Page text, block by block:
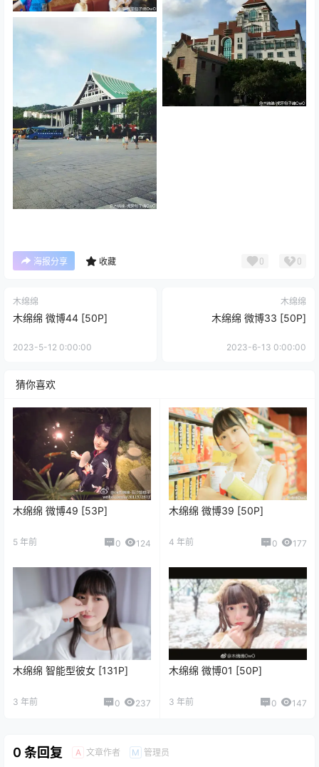
海报分享 收藏 0 0
木绵绵
木绵绵 微博44 [50P]
2023-5-12 0:00:00
木绵绵
木绵绵 微博33 [50P]
2023-6-13 0:00:00
猜你喜欢
木绵绵 微博49 [53P]
5 年前 0 124
木绵绵 微博39 [50P]
4 年前 0 177
木绵绵 智能型彼女 [131P]
3 年前 0 237
木绵绵 微博01 [50P]
3 年前 0 147
0 条回复 A 文章作者 M 管理员